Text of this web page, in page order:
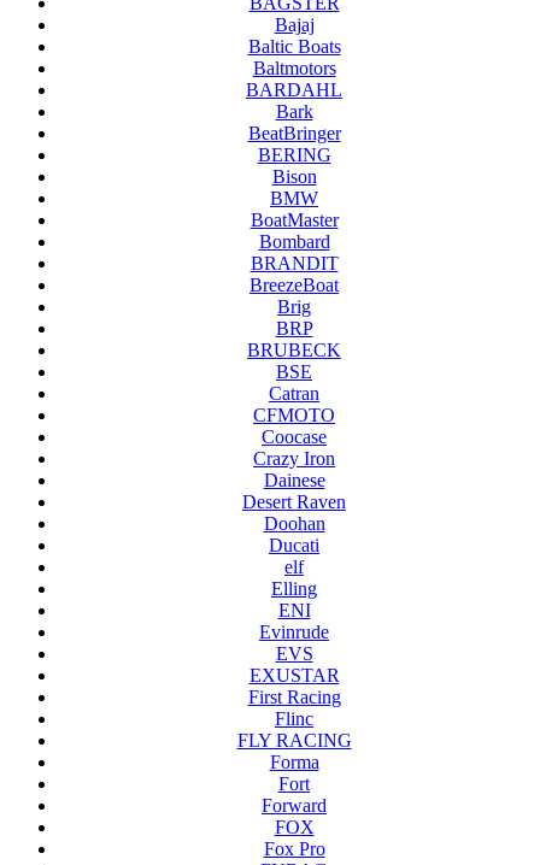
Bajaj
Baltic Boats
Baltmotors
BARDAHL
Bark
BeatBringer
BERING
Bison
BMW
BoatMaster
Bombard
BRANDIT
BreezeBoat
Brig
BRP
BRUBECK
BSE
Catran
CFMOTO
Coocase
Crazy Iron
Dainese
Desert Raven
Doohan
Ducati
elf
Elling
ENI
Evinrude
EVS
EXUSTAR
First Racing
Flinc
FLY RACING
Forma
Fort
Forward
FOX
Fox Pro